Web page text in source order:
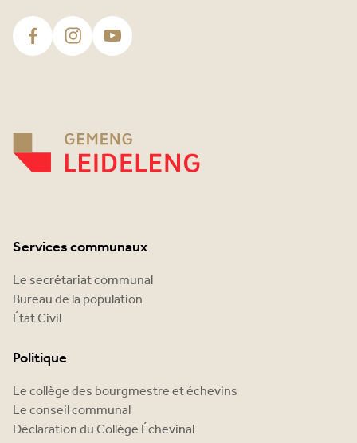
Services communaux
Le secrétariat communal
Bureau de la population
État Civil
Politique
Le collège des bourgmestre et échevins
Le conseil communal
Déclaration du Collège Échevinal